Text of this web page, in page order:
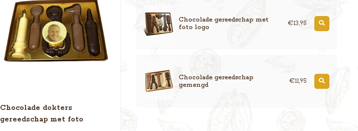
Chocolade dokters
gereedschap met foto
Chocolade gereedschap met
foto logo
€13,95
Chocolade gereedschap
gemengd
€11,95